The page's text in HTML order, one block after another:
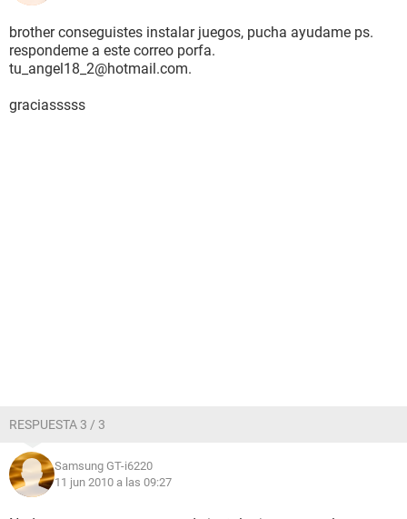
brother conseguistes instalar juegos, pucha ayudame ps.
respondeme a este correo porfa.
tu_angel18_2@hotmail.com.
graciasssss
RESPUESTA 3 / 3
Samsung GT-i6220
11 jun 2010 a las 09:27